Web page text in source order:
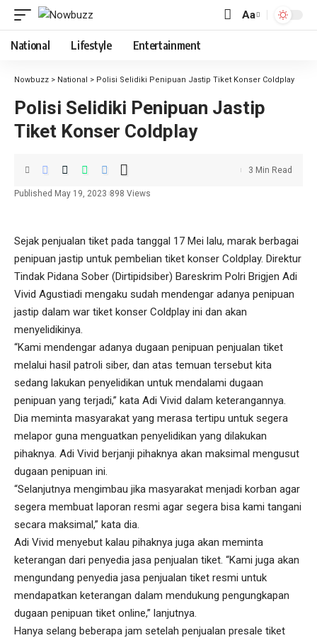
Font
Aa
National Lifestyle Entertainment
Nowbuzz > National > Polisi Selidiki Penipuan Jastip Tiket Konser Coldplay
Polisi Selidiki Penipuan Jastip
Tiket Konser Coldplay
Published May 19, 2023 898 Views
3 Min Read
Sejak penjualan tiket pada tanggal 17 Mei lalu, marak berbagai
penipuan jastip untuk pembelian tiket konser Coldplay. Direktur
Tindak Pidana Sober (Dirtipidsiber) Bareskrim Polri Brigjen Adi
Vivid Agustiadi mengaku sudah mendengar adanya penipuan
jastip dalam war tiket konser Coldplay ini dan akan
menyelidikinya.
“Kami mendengar adanya dugaan penipuan penjualan tiket
melalui hasil patroli siber, dan atas temuan tersebut kita
sedang lakukan penyelidikan untuk mendalami dugaan
penipuan yang terjadi,” kata Adi Vivid dalam keterangannya.
Dia meminta masyarakat yang merasa tertipu untuk segera
melapor guna menguatkan penyelidikan yang dilakukan
pihaknya. Adi Vivid berjanji pihaknya akan maksimal mengusut
dugaan penipuan ini.
“Selanjutnya mengimbau jika masyarakat menjadi korban agar
segera membuat laporan resmi agar segera bisa kami tangani
secara maksimal,” kata dia.
Adi Vivid menyebut kalau pihaknya juga akan meminta
keterangan dari penyedia jasa penjualan tiket. “Kami juga akan
mengundang penyedia jasa penjualan tiket resmi untuk
mendapatkan keterangan dalam mendukung pengungkapan
dugaan penipuan tiket online,” lanjutnya.
Hanya selang beberapa jam setelah penjualan presale tiket